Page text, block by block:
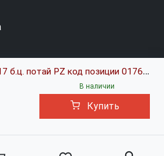
шуруп универс.3.5 х 17 б.ц. потай PZ код позиции 0176949
В наличии
Купить